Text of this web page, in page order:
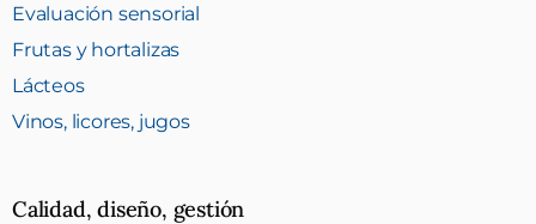
Evaluación sensorial
Frutas y hortalizas
Lácteos
Vinos, licores, jugos
Calidad, diseño, gestión